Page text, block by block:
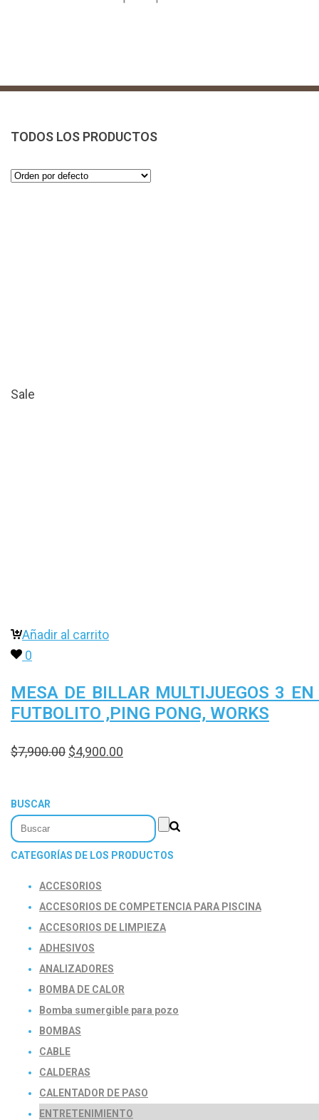
TODOS LOS PRODUCTOS
Sale
Añadir al carrito
0
MESA DE BILLAR MULTIJUEGOS 3
FUTBOLITO ,PING PONG, WORKS
$7,900.00 $4,900.00
BUSCAR
CATEGORÍAS DE LOS PRODUCTOS
ACCESORIOS
ACCESORIOS DE COMPETENCIA PARA PISCINA
ACCESORIOS DE LIMPIEZA
ADHESIVOS
ANALIZADORES
BOMBA DE CALOR
Bomba sumergible para pozo
BOMBAS
CABLE
CALDERAS
CALENTADOR DE PASO
ENTRETENIMIENTO